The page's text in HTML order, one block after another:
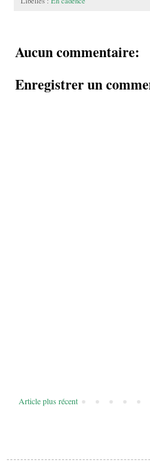
Aucun commentaire:
Enregistrer un
Article plus récent